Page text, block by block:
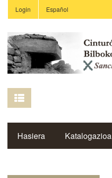
Login Español
Hasiera Katalogazioa